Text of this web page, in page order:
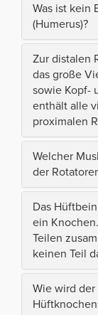
Was ist kein
(Humerus)?
Zur distalen
das große
sowie Kopf-
enthält alle
proximalen
Welcher
der
Das
ein
Teilen
keinen Teil
Wie wird